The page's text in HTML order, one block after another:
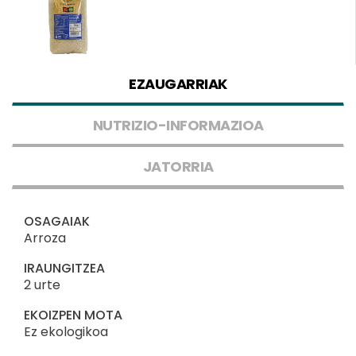
EZAUGARRIAK
NUTRIZIO-INFORMAZIOA
JATORRIA
OSAGAIAK
Arroza
IRAUNGITZEA
2 urte
EKOIZPEN MOTA
Ez ekologikoa